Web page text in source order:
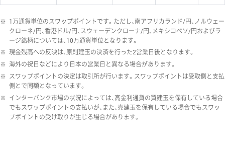
※ 1万通貨単位のスワップポイントです。ただし、南アフリカランド/円、ノルウェー
クローネ/円、香港ドル/円、スウェーデンクローナ/円、メキシコペソ/円およびラ
ージ銘柄については、10万通貨単位となります。
※ 現金残高への反映は、原則建玉の決済を行った2営業日後となります。
※ 海外の祝日などにより日本の営業日と異なる場合があります。
※ スワップポイントの決定は取引所が行います。スワップポイントは受取側と支払
側とで同額となっています。
※ インターバンク市場の状況によっては、高金利通貨の買建玉を保有している場合
でもスワップポイントの支払いが、また、売建玉を保有している場合でもスワッ
プポイントの受け取りが生じる場合があります。